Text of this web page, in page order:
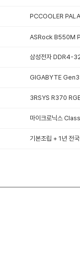
PCCOOLER
ASRock B550M
삼성전자 DDR4-
GIGABYTE
3RSYS R370
마이크로닉스
기본조립 + 1년 전